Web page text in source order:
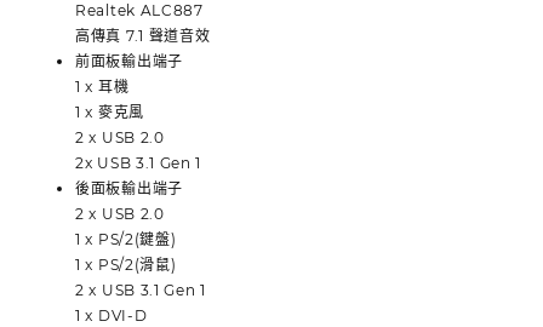
Realtek ALC887
高傳真 7.1 聲道音效
前面板輸出端子
1 x 耳機
1 x 麥克風
2 x USB 2.0
2x USB 3.1 Gen 1
後面板輸出端子
2 x USB 2.0
1 x PS/2(鍵盤)
1 x PS/2(滑鼠)
2 x USB 3.1 Gen 1
1 x DVI-D